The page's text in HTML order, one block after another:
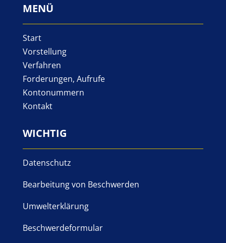
MENÜ
Start
Vorstellung
Verfahren
Forderungen, Aufrufe
Kontonummern
Kontakt
WICHTIG
Datenschutz
Bearbeitung von Beschwerden
Umwelterklärung
Beschwerdeformular